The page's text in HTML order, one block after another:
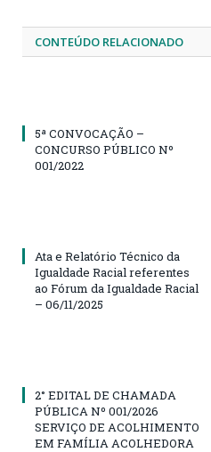
CONTEÚDO RELACIONADO
5ª CONVOCAÇÃO –
CONCURSO PÚBLICO Nº
001/2022
Ata e Relatório Técnico da
Igualdade Racial referentes
ao Fórum da Igualdade Racial
– 06/11/2025
2° EDITAL DE CHAMADA
PÚBLICA Nº 001/2026
SERVIÇO DE ACOLHIMENTO
EM FAMÍLIA ACOLHEDORA